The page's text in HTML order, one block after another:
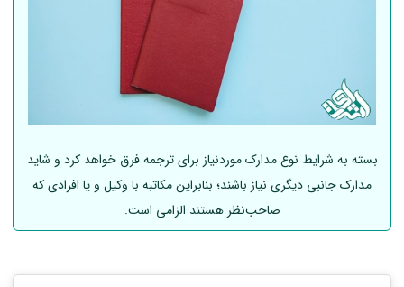
بسته به شرایط نوع مدارک موردنیاز برای ترجمه فرق خواهد کرد و شاید
مدارک جانبی دیگری نیاز باشند؛ بنابراین مکاتبه با وکیل و یا افرادی که
صاحب‌نظر هستند الزامی است.